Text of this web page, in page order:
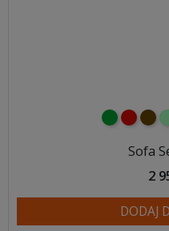
zielony
Sofa
2
DODAJ